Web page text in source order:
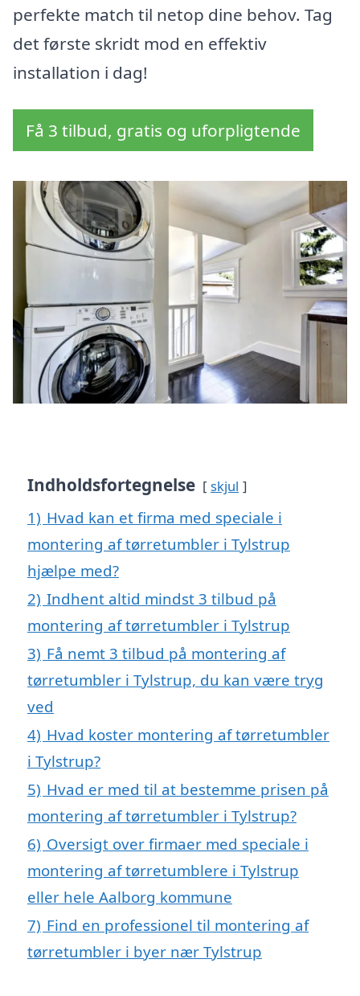
perfekte match til netop dine behov. Tag
det første skridt mod en effektiv
installation i dag!
Få 3 tilbud, gratis og uforpligtende
Indholdsfortegnelse skjul
1) Hvad kan et firma med speciale i
montering af tørretumbler i Tylstrup
hjælpe med?
2) Indhent altid mindst 3 tilbud på
montering af tørretumbler i Tylstrup
3) Få nemt 3 tilbud på montering af
tørretumbler i Tylstrup, du kan være tryg
ved
4) Hvad koster montering af tørretumbler
i Tylstrup?
5) Hvad er med til at bestemme prisen på
montering af tørretumbler i Tylstrup?
6) Oversigt over firmaer med speciale i
montering af tørretumblere i Tylstrup
eller hele Aalborg kommune
7) Find en professionel til montering af
tørretumbler i byer nær Tylstrup